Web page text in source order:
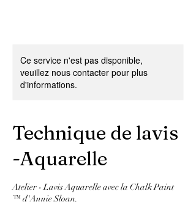
Ce service n'est pas disponible,
veuillez nous contacter pour plus
d'informations.
Technique de lavis
-Aquarelle
Atelier - Lavis Aquarelle avec la Chalk Paint
™ d'Annie Sloan.